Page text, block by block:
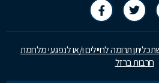
תרומה לחיילים ו/או לנפגעי מלחמת
חרבות ברזל